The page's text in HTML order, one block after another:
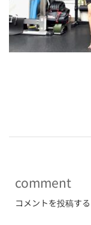
comment
コメントを投稿す